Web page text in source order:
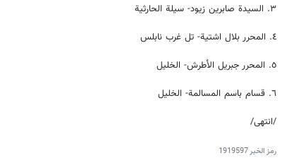
٣. السيدة صابرين زيود- سيلة الحارثية
٤. المحرر بلال اشتية- تل غرب نابلس
٥. المحرر جبريل الأطرش- الخليل
٦. قسام باسم المسالمة- الخليل
/انتهى/
رمز الخبر1919597